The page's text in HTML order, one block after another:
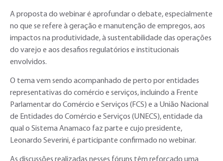
A proposta do webinar é aprofundar o debate, especialmente
no que se refere à geração e manutenção de empregos, aos
impactos na produtividade, à sustentabilidade das operações
do varejo e aos desafios regulatórios e institucionais
envolvidos.
O tema vem sendo acompanhado de perto por entidades
representativas do comércio e serviços, incluindo a Frente
Parlamentar do Comércio e Serviços (FCS) e a União Nacional
de Entidades do Comércio e Serviços (UNECS), entidade da
qual o Sistema Anamaco faz parte e cujo presidente,
Leonardo Severini, é participante confirmado no webinar.